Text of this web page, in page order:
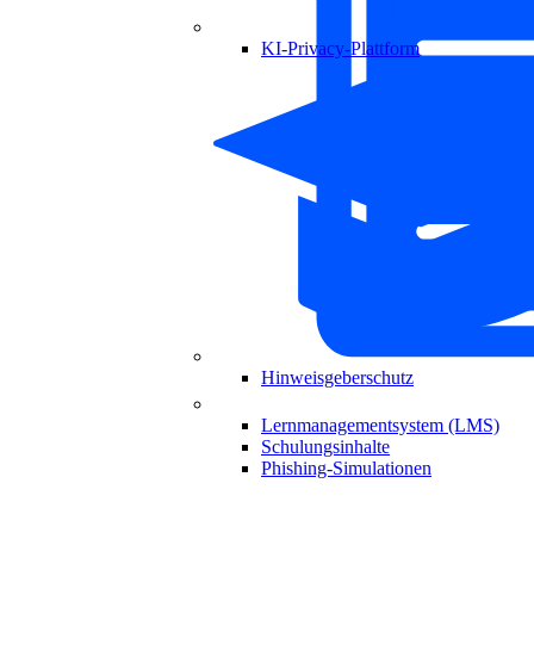
Hinweisgeberschutz
KI-Privacy-Plattform
Lernmanagementsystem (LMS)
Schulungsinhalte
Phishing-Simulationen